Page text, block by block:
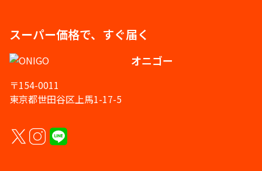
スーパー価格で、すぐ届く
オニゴー
〒154-0011
東京都世田谷区上馬1-17-5